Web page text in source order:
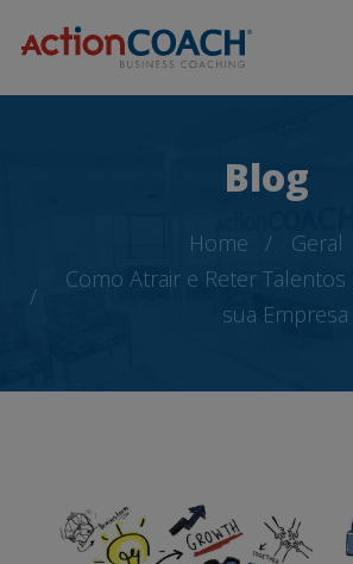
Blog
Home
Geral
Como Atrair e Reter
sua Empresa